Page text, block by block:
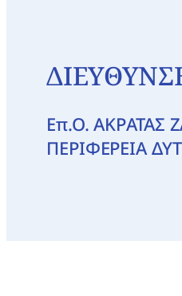
Επ.Ο. ΑΚΡΑΤΑΣ
ΠΕΡΙΦΕΡΕΙΑ